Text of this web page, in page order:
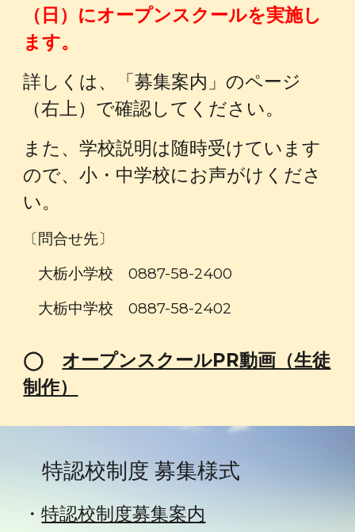
（日）にオープンスクールを実施し
ます。
詳しくは、
「募集案内」のページ
（右上）で確認してください。
また、学校説明は随時受けています
ので、小・中学校にお声がけくださ
い。
〔問合せ先〕
大栃小学校 0887-58-2400
大栃中学校 0887-58-2402
◯ オープンスクールPR動画（生徒
制作）
特認校制度 募集様式
・特認校制度募集案内